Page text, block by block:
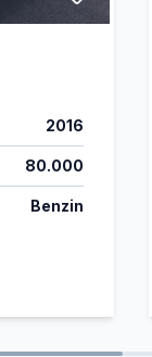
2016
80.000
Benzin